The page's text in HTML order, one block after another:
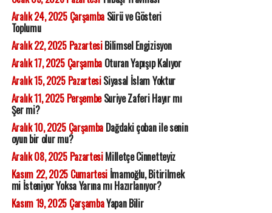
Aralık 24, 2025 ÇarşambaSürü ve Gösteri
Toplumu
Aralık 22, 2025 PazartesiBilimsel Engizisyon
Aralık 17, 2025 ÇarşambaOturan Yapışıp Kalıyor
Aralık 15, 2025 PazartesiSiyasal İslam Yoktur
Aralık 11, 2025 PerşembeSuriye Zaferi Hayır mı
Şer mi?
Aralık 10, 2025 ÇarşambaDağdaki çoban ile senin
oyun bir olur mu?
Aralık 08, 2025 PazartesiMilletçe Cinnetteyiz
Kasım 22, 2025 Cumartesiİmamoğlu, Bitirilmek
mi İsteniyor Yoksa Yarına mı Hazırlanıyor?
Kasım 19, 2025 ÇarşambaYapan Bilir